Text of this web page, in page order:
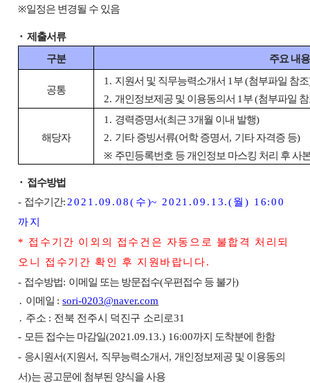
※일정은 변경될 수 있음
⬝제출서류
구분 주요 내용
공통
1. 지원서 및 직무능력소개서 1 부(첨부파일 참조
2. 개인정보제공 및 이용동의서 1 부(첨부파일
해당자
1. 경력증명서(최근3개월 이내 발행)
2. 기타 증빙서류(어학 증명서, 기타 자격증 등)
※ 주민등록번호 등 개인정보 마스킹 처리 후 사
⬝ 접수방법
- 접수기간: 2021.09.08( 수 ~ 2021.09.13.(월) 1 6:00
까지
* 접수기간 이외의 접수건은 자동으로 불합격 처리되
오니 접수기간 확인 후 지원바랍니다.
- 접수방법: 이메일 또는 방문접수(우편접수 등 불가)
․ 이메일 :sori-0203@naver.com
․ 주소 : 전북 전주시 덕진구 소리로31
- 모든 접수는 마감일(2021.09.13.) 16:00까지 도착분에 한함
- 응시원서(지원서, 직무능력소개서, 개인정보제공 및 이용동의
서)는 공고문에 첨부된 양식을 사용